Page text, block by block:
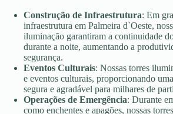
Construção de Infraestrutura: Em
infraestrutura em Palmeira d`Oeste,
iluminação garantiram a continuidade
durante a noite, aumentando a
segurança.
Eventos Culturais: Nossas torres
e eventos culturais, proporcionando
segura e agradável para milhares de
Operações de Emergência: Durante
como enchentes e apagões, nossas